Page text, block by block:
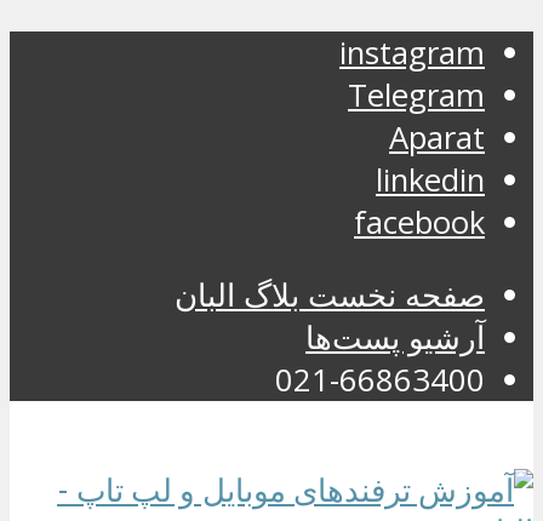
instagram
Telegram
Aparat
linkedin
facebook
صفحه نخست بلاگ البان
آرشیو پست‌ها
021-66863400